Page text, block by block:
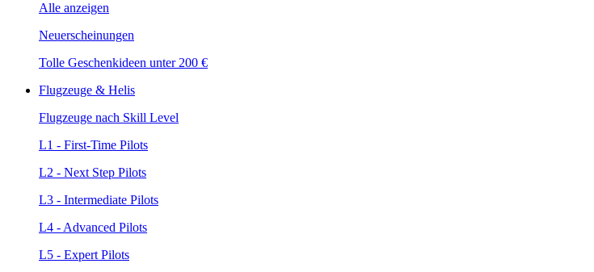
Alle anzeigen
Neuerscheinungen
Tolle Geschenkideen unter 200 €
Flugzeuge & Helis
Flugzeuge nach Skill Level
L1 - First-Time Pilots
L2 - Next Step Pilots
L3 - Intermediate Pilots
L4 - Advanced Pilots
L5 - Expert Pilots